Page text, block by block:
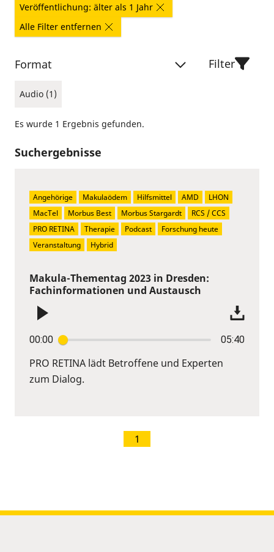
Veröffentlichung: älter als 1 Jahr
Alle Filter entfernen
Format
Audio (1)
Filter
Es wurde 1 Ergebnis gefunden.
Suchergebnisse
Makula-Thementag 2023 in Dresden:
Fachinformationen und Austausch
00:00 05:40
PRO RETINA lädt Betroffene und Experten
zum Dialog.
Angehörige Makulaödem Hilfsmittel AMD
LHON
MacTel
Morbus Best Morbus Stargardt
RCS / CCS
PRO RETINA
Therapie Podcast
Forschung heute
Veranstaltung
Hybrid
1